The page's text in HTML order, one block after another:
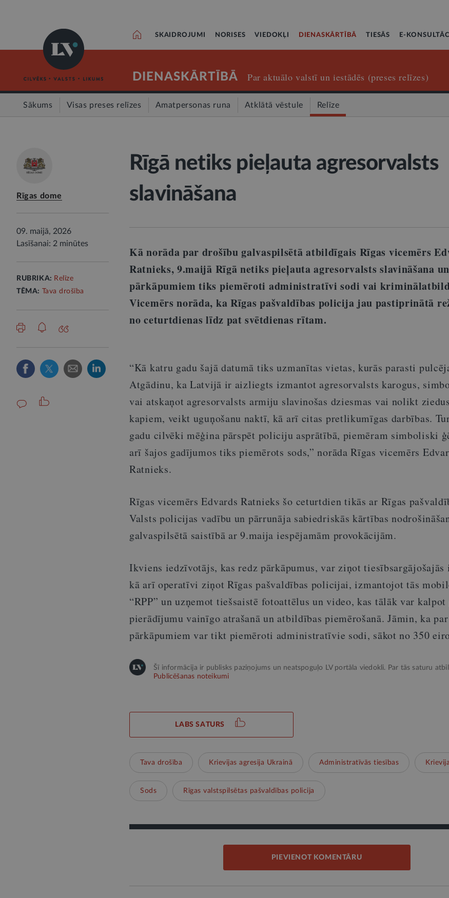
SKAIDROJUMI NORISES VIEDOKĻI DIENASKĀRTĪBĀ TIESĀS E-
DIENASKĀRTĪBĀ Par aktuālo valstī un iestādēs (preses relīzes)
Sākums Visas preses relīzes Amatpersonas runa Atklātā vēstule Relīze
Rīgas dome
09. maijā, 2026
Lasīšanai: 2 minūtes
RUBRIKA: Relīze
TĒMA:
Tava drošība
Rīgā netiks pieļauta agresorvalsts
slavināšana
Kā norāda par drošību galvaspilsētā atbildīgais Rīgas vicemērs
Ratnieks, 9.maijā Rīgā netiks pieļauta agresorvalsts slavināšana
pārkāpumiem tiks piemēroti administratīvi sodi vai
Vicemērs norāda, ka Rīgas pašvaldības policija jau pastiprinātā
no ceturtdienas līdz pat svētdienas rītam.
“Kā katru gadu šajā datumā tiks uzmanītas vietas, kurās parasti
Atgādinu, ka Latvijā ir aizliegts izmantot agresorvalsts karogus,
vai atskaņot agresorvalsts armiju slavinošas dziesmas vai nolikt
kapiem, veikt uguņošanu naktī, kā arī citas pretlikumīgas darbības.
gadu cilvēki mēģina pārspēt policiju asprātībā, piemēram simboliski
arī šajos gadījumos tiks piemērots sods,” norāda Rīgas vicemērs
Ratnieks.
Rīgas vicemērs Edvards Ratnieks šo ceturtdien tikās ar Rīgas
Valsts policijas vadību un pārrunāja sabiedriskās kārtības
galvaspilsētā saistībā ar 9.maija iespējamām provokācijām.
Ikviens iedzīvotājs, kas redz pārkāpumus, var ziņot
kā arī operatīvi ziņot Rīgas pašvaldības policijai, izmantojot tās
“RPP” un uzņemot tiešsaistē fotoattēlus un video, kas tālāk var kalpot
pierādījumu vainīgo atrašanā un atbildības piemērošanā. Jāmin, ka
pārkāpumiem var tikt piemēroti administratīvie sodi, sākot no 350
Šī informācija ir publisks paziņojums un neatspoguļo LV portāla viedokli. Par tās saturu
Publicēšanas noteikumi
LABS SATURS
Tava drošība Krievijas agresija Ukrainā Administratīvās tiesības
Sods Rīgas valstspilsētas pašvaldības policija
PIEVIENOT KOMENTĀRU